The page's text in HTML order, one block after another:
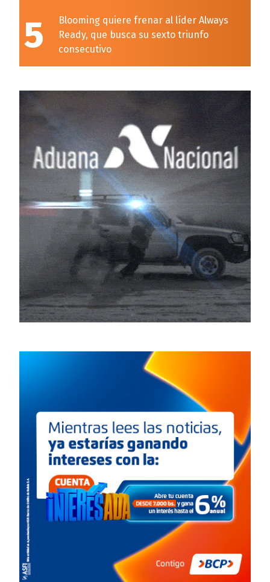
5
Blooming quiere frenar al líder Always
Ready, que busca su sexto triunfo
consecutivo